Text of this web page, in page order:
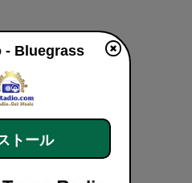
- Bluegrass
トール